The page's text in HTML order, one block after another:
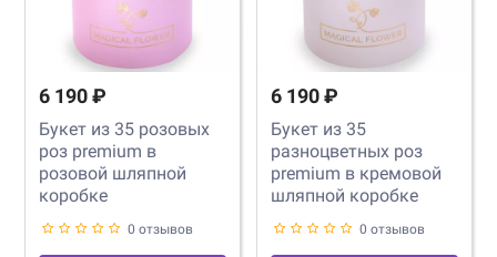
6 190 ₽
Букет из 35 розовых
роз premium в
розовой шляпной
коробке
0 отзывов
6 190 ₽
Букет из 35
разноцветных роз
premium в кремовой
шляпной коробке
0 отзывов